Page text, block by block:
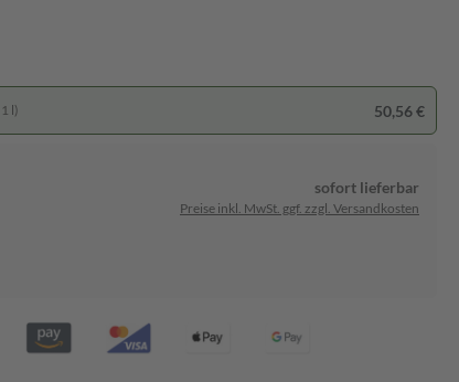
l) 50,56 €
sofort lieferbar
Preise inkl. MwSt. ggf. zzgl. Versandkosten